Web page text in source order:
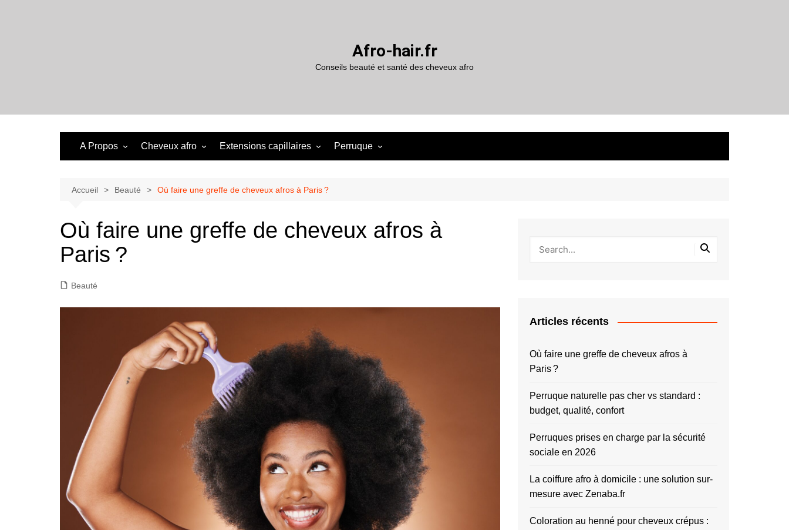
Afro-hair.fr
Conseils beauté et santé des cheveux afro
A Propos Cheveux afro Extensions capillaires Perruque
Accueil Beauté Où faire une greffe de cheveux afros à Paris ?
Où faire une greffe de cheveux afros à
Paris ?
Beauté
Articles récents
Où faire une greffe de cheveux afros à
Paris ?
Perruque naturelle pas cher vs standard :
budget, qualité, confort
Perruques prises en charge par la sécurité
sociale en 2026
La coiffure afro à domicile : une solution sur-
mesure avec Zenaba.fr
Coloration au henné pour cheveux crépus :